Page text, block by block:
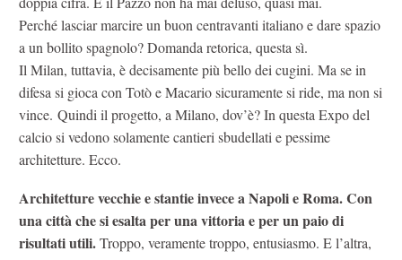
Perché lasciar marcire un buon centravanti italiano e dare spazio
a un bollito spagnolo? Domanda retorica, questa sì.
Il Milan, tuttavia, è decisamente più bello dei cugini. Ma se in
difesa si gioca con Totò e Macario sicuramente si ride, ma non si
vince. Quindi il progetto, a Milano, dov’è? In questa Expo del
calcio si vedono solamente cantieri sbudellati e pessime
architetture. Ecco.
Architetture vecchie e stantie invece a Napoli e Roma. Con
una città che si esalta per una vittoria e per un paio di
risultati utili.Troppo, veramente troppo, entusiasmo. E l’altra,